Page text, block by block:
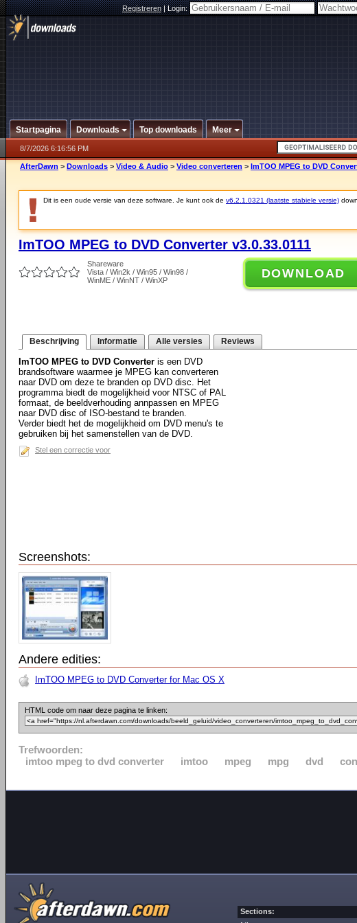
Registreren|Login:
Startpagina Downloads Top downloads Meer
8/7/2026 6:16:56 PM
AfterDawn > Downloads > Video & Audio > Video converteren > ImTOO MPEG to DVD
Dit is een oude versie van deze software. Je kunt ook de v6.2.1.0321 (laatste stabiele versie)
ImTOO MPEG to DVD Converter v3.0.33.0111
Shareware
Vista / Win2k / Win95 / Win98 /
WinME / WinNT / WinXP
DOWNLOAD
Beschrijving Informatie Alle versies Reviews
ImTOO MPEG to DVD Converter is een DVD
brandsoftware waarmee je MPEG kan converteren
naar DVD om deze te branden op DVD disc. Het
programma biedt de mogelijkheid voor NTSC of PAL
formaat, de beeldverhouding annpassen en MPEG
naar DVD disc of ISO-bestand te branden.
Verder biedt het de mogelijkheid om DVD menu's te
gebruiken bij het samenstellen van de DVD.
Stel een correctie voor
Screenshots:
Andere edities:
ImTOO MPEG to DVD Converter for Mac OS X
HTML code om naar deze pagina te linken:
Trefwoorden:
imtoo mpeg to dvd converter
imtoo mpeg mpg dvd
Sections: